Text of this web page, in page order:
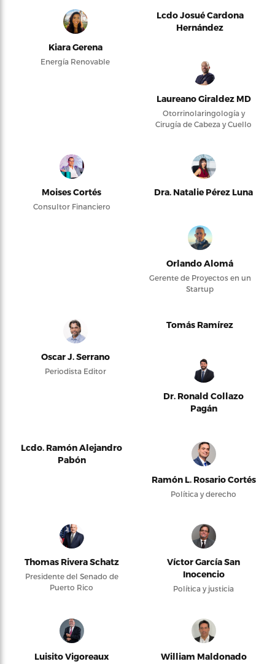
Kiara Gerena
Energía Renovable
Lcdo Josué Cardona
Hernández
Laureano Giraldez MD
Otorrinolaringología y
Cirugía de Cabeza y Cuello
Moises Cortés
Consultor Financiero
Dra. Natalie Pérez Luna
Orlando Alomá
Gerente de Proyectos en un
Startup
Oscar J. Serrano
Periodista Editor
Tomás Ramírez
Dr. Ronald Collazo
Pagán
Lcdo. Ramón Alejandro
Pabón
Ramón L. Rosario Cortés
Política y derecho
Thomas Rivera Schatz
Presidente del Senado de
Puerto Rico
Víctor García San
Inocencio
Política y justicia
Luisito Vigoreaux William Maldonado